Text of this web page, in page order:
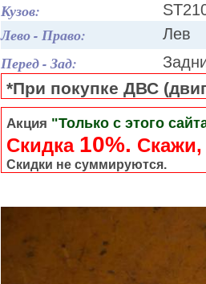
Кузов:
Лево - Право: Лев
Перед - Зад:
*При покупке ДВС
Акция "Только с этого
Скидка 10%. Cкажи,
Скидки не суммируются.